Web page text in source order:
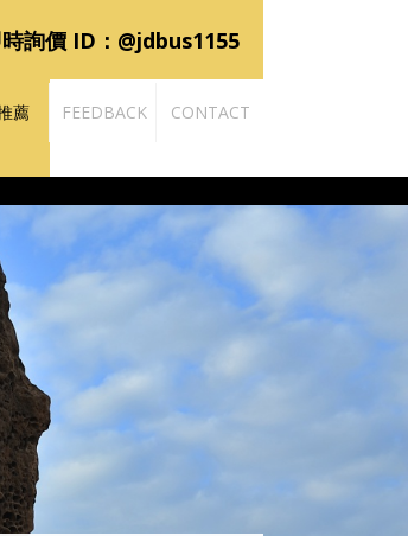
詢價 ID：@jdbus1155
薦 FEEDBACK CONTACT